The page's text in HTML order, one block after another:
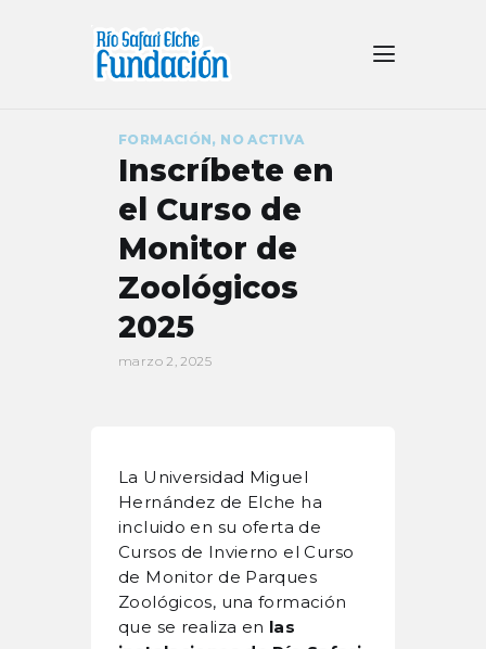
CONÓCENOS
PROYECTOS
CONSERVACIÓN
FORMACIÓN
COLABORA
ACTUALIDAD
CONTACTO
FORMACIÓN, NO ACTIVA
Inscríbete en
el Curso de
Monitor de
Zoológicos
2025
marzo 2, 2025
La Universidad Miguel
Hernández de Elche ha
incluido en su oferta de
Cursos de Invierno el Curso
de Monitor de Parques
Zoológicos, una formación
que se realiza en las